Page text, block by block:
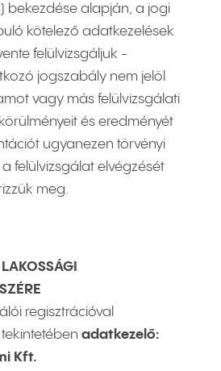
bekezdése alapján, a jogi
kötelező adatkezelések
felülvizsgáljuk -
jogszabály nem jelöl
vagy más felülvizsgálati
és eredményét
ugyanezen törvényi
felülvizsgálat elvégzését
meg.
regisztrációval
adatkezelő:
Kft.